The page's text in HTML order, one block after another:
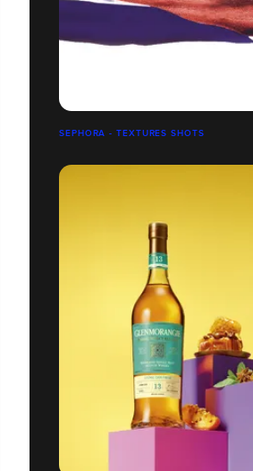
SEPHORA - TEXTURES SHOTS